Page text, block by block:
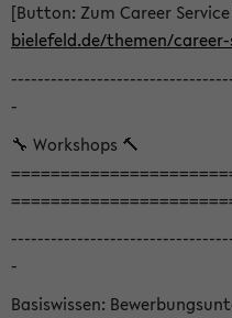
[Button: Zum Career
bielefeld.de/themen/
-
🔧 Workshops 🔨
-
Basiswissen: